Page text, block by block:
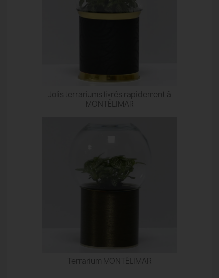
Jolis terrariums livrés rapidement à
MONTÉLIMAR
Terrarium MONTÉLIMAR